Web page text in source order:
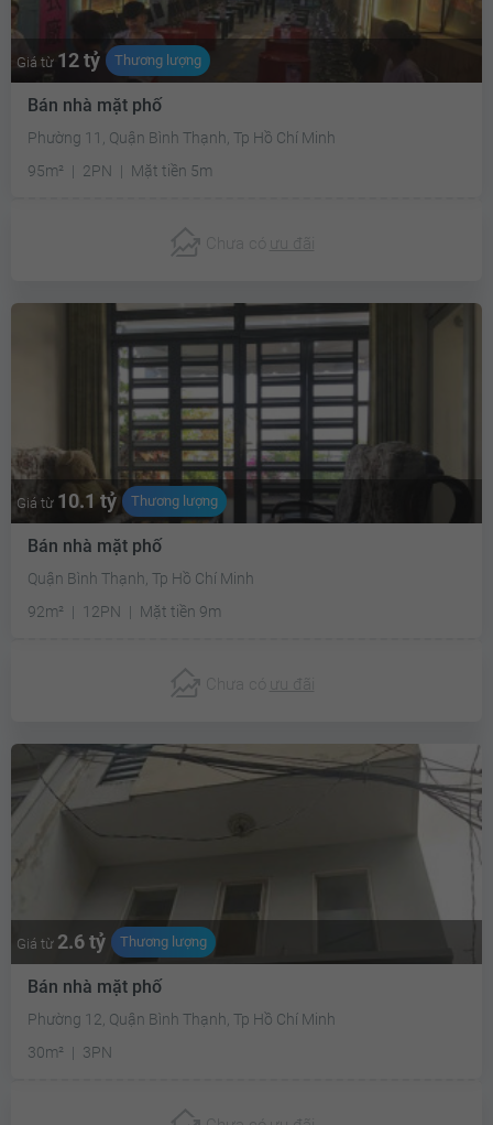
Giá từ 12 tỷ Thương lượng
Bán nhà mặt phố
Phường 11, Quận Bình Thạnh, Tp Hồ Chí Minh
95m²
2PN Mặt tiền 5m
Chưa có ưu đãi
Giá từ 10.1 tỷ Thương lượng
Bán nhà mặt phố
Quận Bình Thạnh, Tp Hồ Chí Minh
92m²
12PN Mặt tiền 9m
Chưa có ưu đãi
Giá từ 2.6 tỷ Thương lượng
Bán nhà mặt phố
Phường 12, Quận Bình Thạnh, Tp Hồ Chí Minh
30m²
3PN